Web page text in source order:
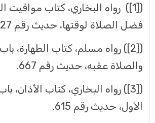
([1]) رواه البخاري، كتاب مواقيت
فضل الصلاة لوقتها، حديث رقم 527.
([2]) رواه مسلم، كتاب الطهارة،
والصلاة عقبه، حديث رقم 667.
([3]) رواه البخاري، كتاب
الأول، حديث رقم 615.